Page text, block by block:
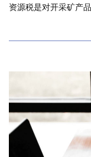
资源税是对开采矿产